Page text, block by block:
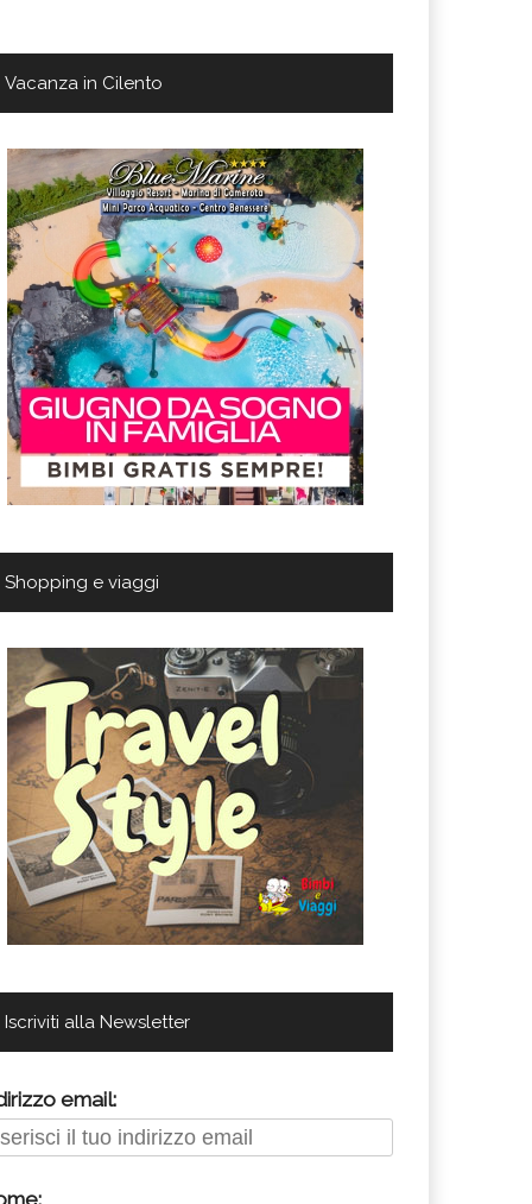
Vacanza in Cilento
Shopping e viaggi
Iscriviti alla Newsletter
email: